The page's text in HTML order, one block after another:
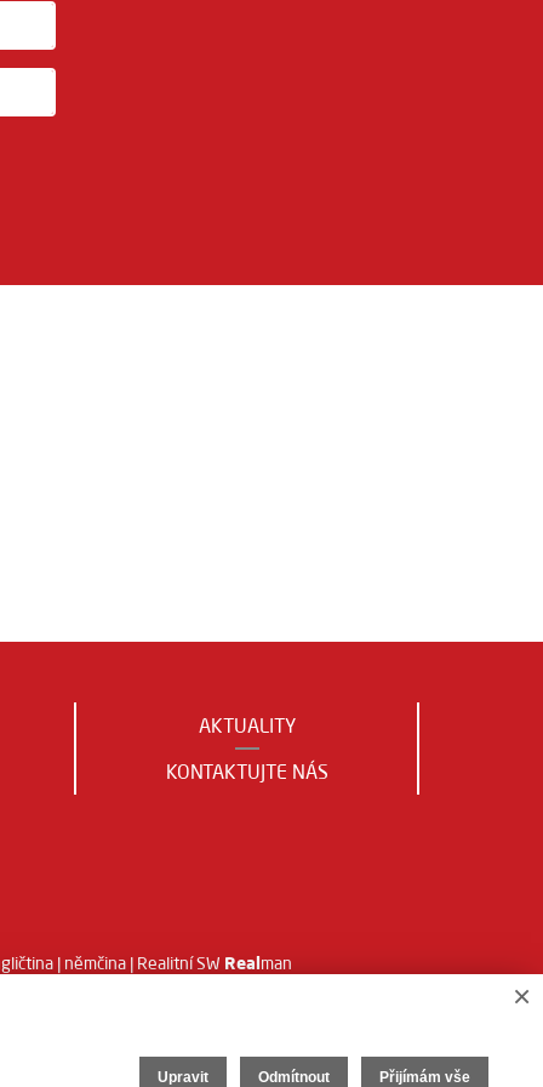
AKTUALITY
KONTAKTUJTE NÁS
| němčina | Realitní SW Realman
×
Upravit Odmítnout Přijímám vše